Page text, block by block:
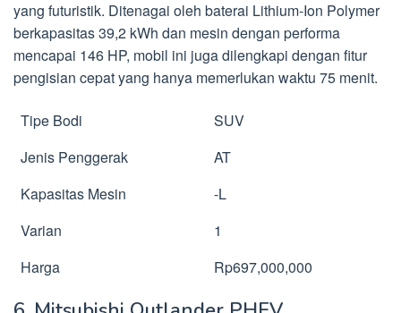
yang futuristik. Ditenagai oleh baterai Lithium-Ion Polymer
berkapasitas 39,2 kWh dan mesin dengan performa
mencapai 146 HP, mobil ini juga dilengkapi dengan fitur
pengisian cepat yang hanya memerlukan waktu 75 menit.
Tipe Bodi
SUV
Jenis Penggerak
AT
Kapasitas Mesin
-L
Varian
1
Harga
Rp697,000,000